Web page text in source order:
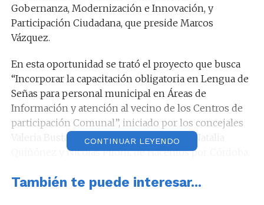
Gobernanza, Modernización e Innovación, y
Participación Ciudadana, que preside Marcos
Vázquez.
En esta oportunidad se trató el proyecto que busca
“Incorporar la capacitación obligatoria en Lengua de
Señas para personal municipal en Áreas de
Información y atención al vecino de los Centros de
participación Comunal”, iniciado por los concejales
Valeria Bustamante, María Eva Ontivero, Natalia
Quiñónez y Nicolás Piloni, de Hacemos por Córdoba,
dos Comisiones.
CONTINUAR LEYENDO
También te puede interesar...